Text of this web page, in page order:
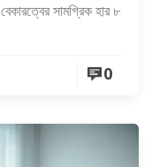
সামগ্রিক হার ৮
0